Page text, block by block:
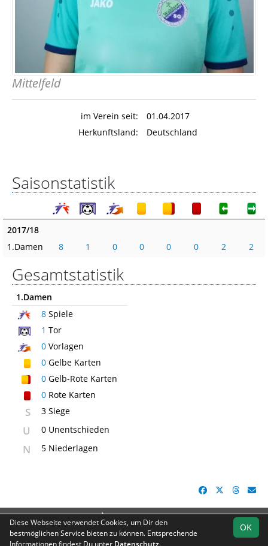
Mittelfeld
im Verein seit:
01.04.2017
Herkunftsland:
Deutschland
Saisonstatistik
2017/18
1.Damen
8 1 0 0 0 0 2 2
Gesamtstatistik
1.Damen
8 Spiele
1 Tor
0 Vorlagen
0 Gelbe Karten
0 Gelb-Rote Karten
0 Rote Karten
S 3 Siege
U 0 Unentschieden
N 5 Niederlagen
soccero.de
© 2006 - 2026 OK
Diese Webseite verwendet Cookies, um Dir den
bestmöglichen Service bieten zu können. Entsprechende
Informationen findest Du unter Datenschutz.